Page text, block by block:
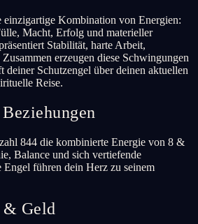
einzigartige Kombination von Energien:
Macht, Erfolg und materieller
Stabilität, harte Arbeit,
erzeugen diese Schwingungen
deiner Schutzengel über deinen aktuellen
Reise.
844 die kombinierte Energie von 8 &
Balance und sich vertiefende
führen dein Herz zu seinem
& Geld